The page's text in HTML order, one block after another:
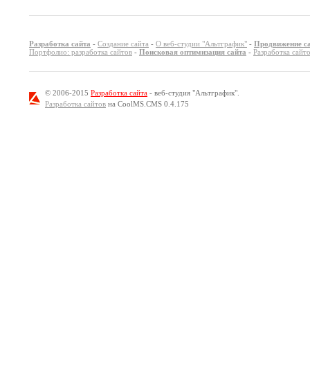
Разработка сайта - Создание сайта - О веб-студии "Альтграфик" - Продвижение
Портфолио: разработка сайтов - Поисковая оптимизация сайта - Разработка
© 2006-2015 Разработка сайта - веб-студия "Альтграфик".
Разработка сайтов на CoolMS.CMS 0.4.175